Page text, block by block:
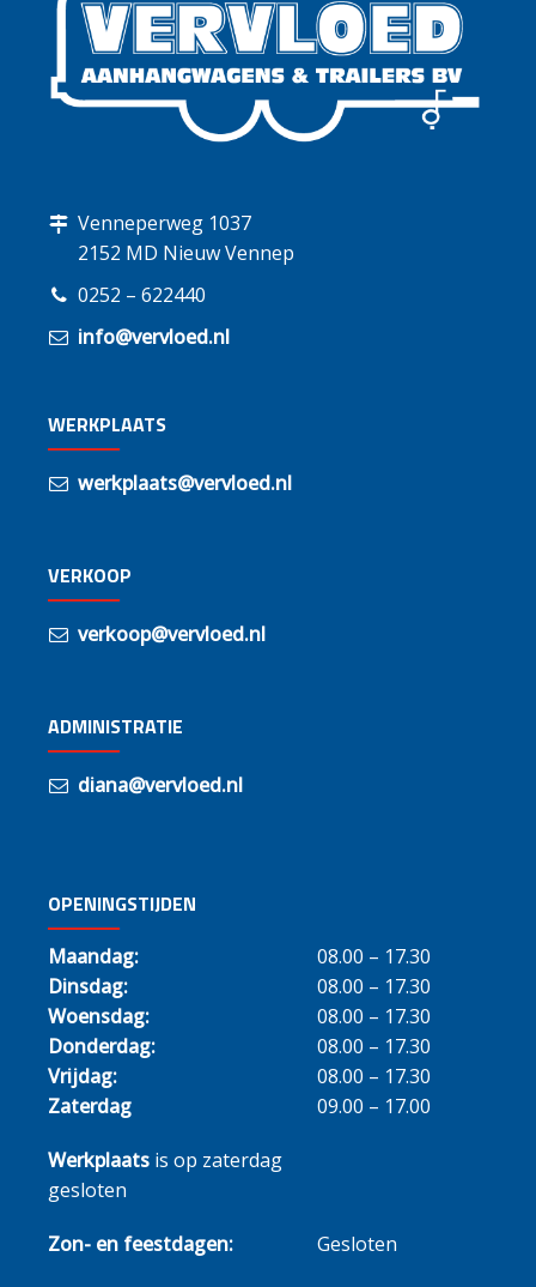
Venneperweg 1037
2152 MD Nieuw Vennep
0252 – 622440
info@vervloed.nl
WERKPLAATS
werkplaats@vervloed.nl
VERKOOP
verkoop@vervloed.nl
ADMINISTRATIE
diana@vervloed.nl
OPENINGSTIJDEN
Maandag:
08.00 – 17.30
Dinsdag:
08.00 – 17.30
Woensdag:
08.00 – 17.30
Donderdag:
08.00 – 17.30
Vrijdag:
08.00 – 17.30
Zaterdag
09.00 – 17.00
Werkplaats is op zaterdag
gesloten
Zon- en feestdagen: Gesloten